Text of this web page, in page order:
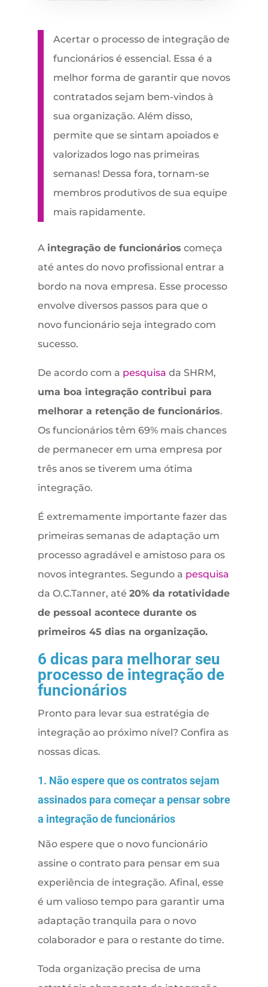
Acertar o processo de integração de
funcionários é essencial. Essa é a
melhor forma de garantir que novos
contratados sejam bem-vindos à
sua organização. Além disso,
permite que se sintam apoiados e
valorizados logo nas primeiras
semanas! Dessa fora, tornam-se
membros produtivos de sua equipe
mais rapidamente.
A integração de funcionários começa
até antes do novo profissional entrar a
bordo na nova empresa. Esse processo
envolve diversos passos para que o
novo funcionário seja integrado com
sucesso.
De acordo com a pesquisa da SHRM,
uma boa integração contribui para
melhorar a retenção de funcionários.
Os funcionários têm 69% mais chances
de permanecer em uma empresa por
três anos se tiverem uma ótima
integração.
É extremamente importante fazer das
primeiras semanas de adaptação um
processo agradável e amistoso para os
novos integrantes. Segundo a pesquisa
da O.C.Tanner, até 20% da rotatividade
de pessoal acontece durante os
primeiros 45 dias na organização.
6 dicas para melhorar seu
processo de integração de
funcionários
Pronto para levar sua estratégia de
integração ao próximo nível? Confira as
nossas dicas.
1. Não espere que os contratos sejam
assinados para começar a pensar sobre
a integração de funcionários
Não espere que o novo funcionário
assine o contrato para pensar em sua
experiência de integração. Afinal, esse
é um valioso tempo para garantir uma
adaptação tranquila para o novo
colaborador e para o restante do time.
Toda organização precisa de uma